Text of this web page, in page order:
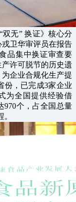
无” 换证》核心分
卫华审评员在报告
品集中换证审查要
许可脱节的历史遗
企业合规化生产提
份，已完成3家企业
为全国提供经验借
970个，占全国总量